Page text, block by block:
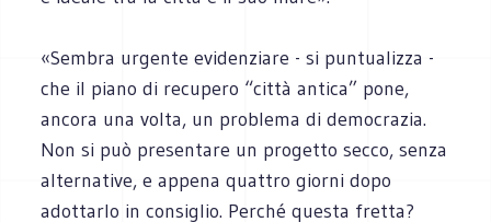
«Sembra urgente evidenziare - si puntualizza -
che il piano di recupero “città antica” pone,
ancora una volta, un problema di democrazia.
Non si può presentare un progetto secco, senza
alternative, e appena quattro giorni dopo
adottarlo in consiglio. Perché questa fretta?